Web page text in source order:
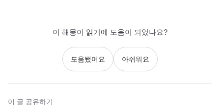
이 해몽이 읽기에 도움이 되었나요?
도움됐어요 아쉬워요
이 글 공유하기